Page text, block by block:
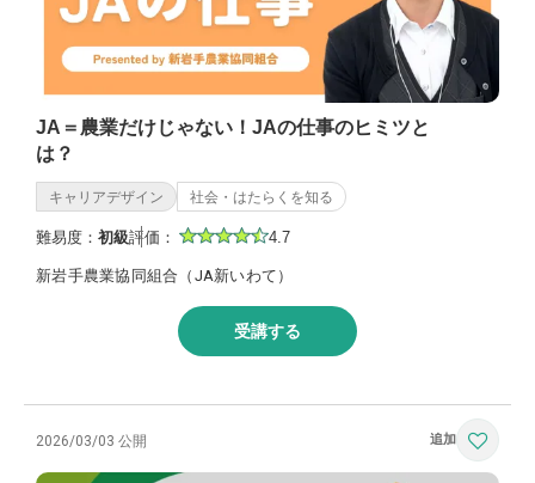
JA＝農業だけじゃない！JAの仕事のヒミツと
は？
キャリアデザイン 社会・はたらくを知る
難易度： 初級評価： 4.7
新岩手農業協同組合（JA新いわて）
受講する
2026/03/03 公開